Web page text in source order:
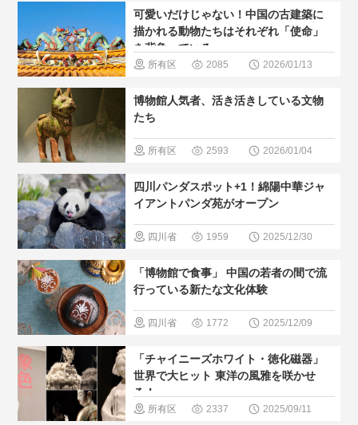
巡る ＃人
気・おすす
の暮らし方
可愛いだけじゃない！中国の古建築に
描かれる動物たちはそれぞれ「使命」
を背負っている
所有区
巡る
気・おすす
文化遺産
2085 2026/01/13
博物館人気者、活き活きしている文物
たち
所有区
巡る ＃博
物館 ＃人
め
2593 2026/01/04
四川パンダスポット+1！綿陽中華ジャ
イアントパンダ苑がオープン
四川省
スポット
＃パンダ
すすめ ＃
人間と大自
然
1959 2025/12/30
「博物館で食事」 中国の若者の間で流
行っている新たな文化体験
四川省
＃歴史巡る
＃博物館
1772 2025/12/09
「チャイニーズホワイト・徳化磁器」
世界で大ヒット 東洋の風雅を咲かせ
る！
所有区 2337 2025/09/11